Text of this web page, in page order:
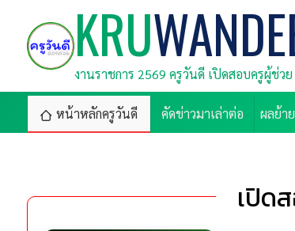
KRU
งานราชการ 2569 ครูวันดี เปิดสอบครูผู้ช่ว
หน้าหลักครูวันดี คัดข่าวมาเล่าต่อ ผลย้า
เปิด